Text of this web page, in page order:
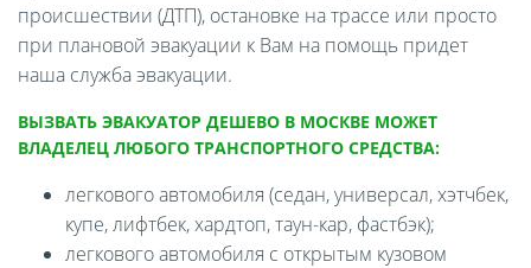
происшествии (ДТП), остановке на трассе или просто
при плановой эвакуации к Вам на помощь придет
наша служба эвакуации.
ВЫЗВАТЬ ЭВАКУАТОР ДЕШЕВО В МОСКВЕ МОЖЕТ
ВЛАДЕЛЕЦ ЛЮБОГО ТРАНСПОРТНОГО СРЕДСТВА:
легкового автомобиля (седан, универсал, хэтчбек,
купе, лифтбек, хардтоп, таун-кар, фастбэк);
легкового автомобиля с открытым кузовом